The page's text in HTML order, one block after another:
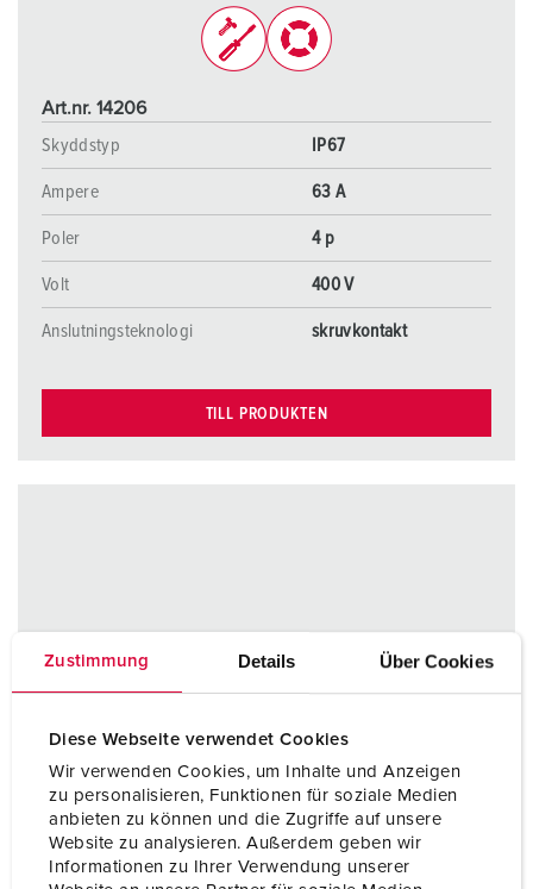
Zustimmung Details Über Cookies
Diese Webseite verwendet Cookies
Wir verwenden Cookies, um Inhalte und Anzeigen
zu personalisieren, Funktionen für soziale Medien
anbieten zu können und die Zugriffe auf unsere
Website zu analysieren. Außerdem geben wir
Informationen zu Ihrer Verwendung unserer
Art.nr. 14206
Skyddstyp
IP67
Ampere 63 A
Poler 4 p
Volt 400 V
Anslutningsteknologi skruvkontakt
TILL PRODUKTEN